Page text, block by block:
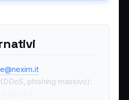
phishing massivo):